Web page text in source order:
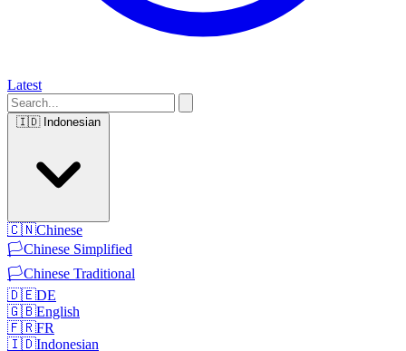
Latest
🇮🇩 Indonesian
🇨🇳Chinese
🏳️Chinese Simplified
🏳️Chinese Traditional
🇩🇪DE
🇬🇧English
🇫🇷FR
🇮🇩Indonesian